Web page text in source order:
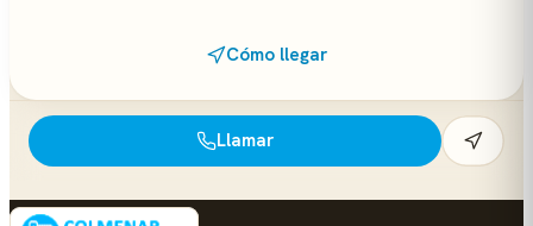
Cómo llegar
Llamar